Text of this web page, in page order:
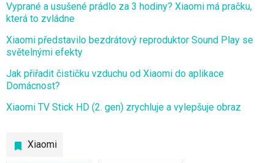
Xiaomi
Vyprané a usušené prádlo za 3 hodiny? Xiaomi má pračku,
která to zvládne
Xiaomi představilo bezdrátový reproduktor Sound Play se
světelnými efekty
Jak přiřadit čističku vzduchu od Xiaomi do aplikace
Domácnost?
Xiaomi TV Stick HD (2. gen) zrychluje a vylepšuje obraz